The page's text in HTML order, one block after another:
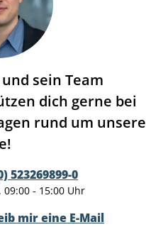
sein Team
dich gerne bei
rund um unsere
523269899-0
09:00 - 15:00 Uhr
mir eine E-Mail